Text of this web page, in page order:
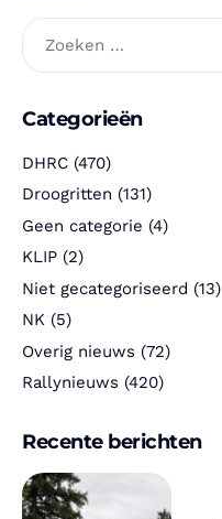
Categorieën
DHRC (470)
Droogritten (131)
Geen categorie (4)
KLIP (2)
Niet gecategoriseerd (13)
NK (5)
Overig nieuws (72)
Rallynieuws (420)
Recente berichten